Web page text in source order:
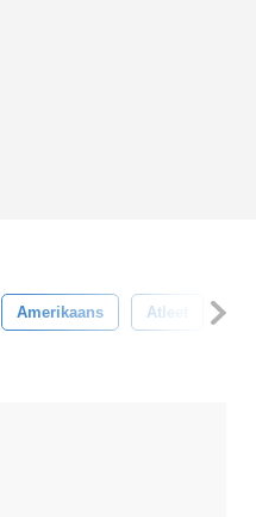
Amerikaans Atleet